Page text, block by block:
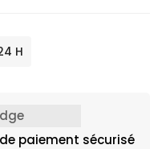
H
paiement sécurisé